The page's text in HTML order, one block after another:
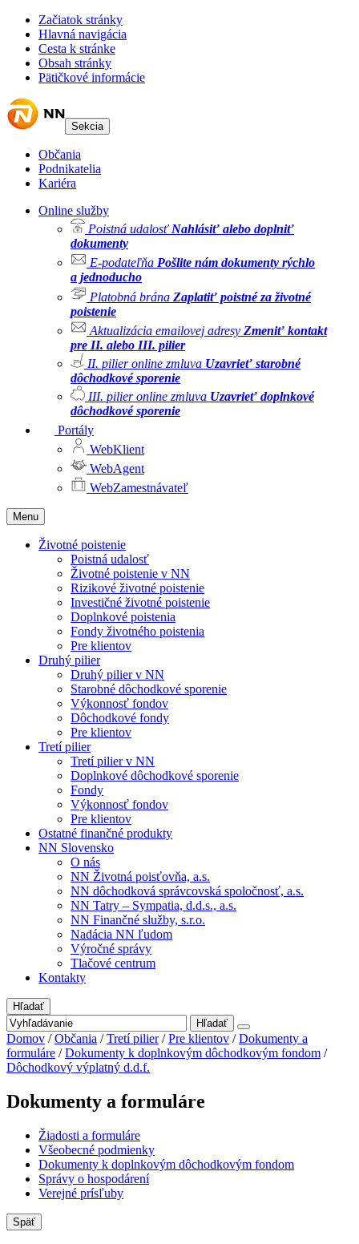
Začiatok stránky
Hlavná navigácia
Cesta k stránke
Obsah stránky
Pätičkové informácie
Sekcia
Občania
Podnikatelia
Kariéra
Online služby
Poistná udalosť Nahlásiť alebo doplniť
dokumenty
E-podateľňa Pošlite nám dokumenty rýchlo
a jednoducho
Platobná brána Zaplatiť poistné za životné
poistenie
Aktualizácia emailovej adresy Zmeniť kontakt
pre II. alebo III. pilier
II. pilier online zmluva Uzavrieť starobné
dôchodkové sporenie
III. pilier online zmluva Uzavrieť doplnkové
dôchodkové sporenie
Portály
WebKlient
WebAgent
WebZamestnávateľ
Menu
Životné poistenie
Poistná udalosť
Životné poistenie v NN
Rizikové životné poistenie
Investičné životné poistenie
Doplnkové poistenia
Fondy životného poistenia
Pre klientov
Druhý pilier
Druhý pilier v NN
Starobné dôchodkové sporenie
Výkonnosť fondov
Dôchodkové fondy
Pre klientov
Tretí pilier
Tretí pilier v NN
Doplnkové dôchodkové sporenie
Fondy
Výkonnosť fondov
Pre klientov
Ostatné finančné produkty
NN Slovensko
O nás
NN Životná poisťovňa, a.s.
NN dôchodková správcovská spoločnosť, a.s.
NN Tatry – Sympatia, d.d.s., a.s.
NN Finančné služby, s.r.o.
Nadácia NN ľudom
Výročné správy
Tlačové centrum
Kontakty
Hľadať
Hľadať
Domov / Občania / Tretí pilier / Pre klientov / Dokumenty a
formuláre / Dokumenty k doplnkovým dôchodkovým fondom /
Dôchodkový výplatný d.d.f.
Dokumenty a formuláre
Žiadosti a formuláre
Všeobecné podmienky
Dokumenty k doplnkovým dôchodkovým fondom
Správy o hospodárení
Verejné prísľuby
Späť